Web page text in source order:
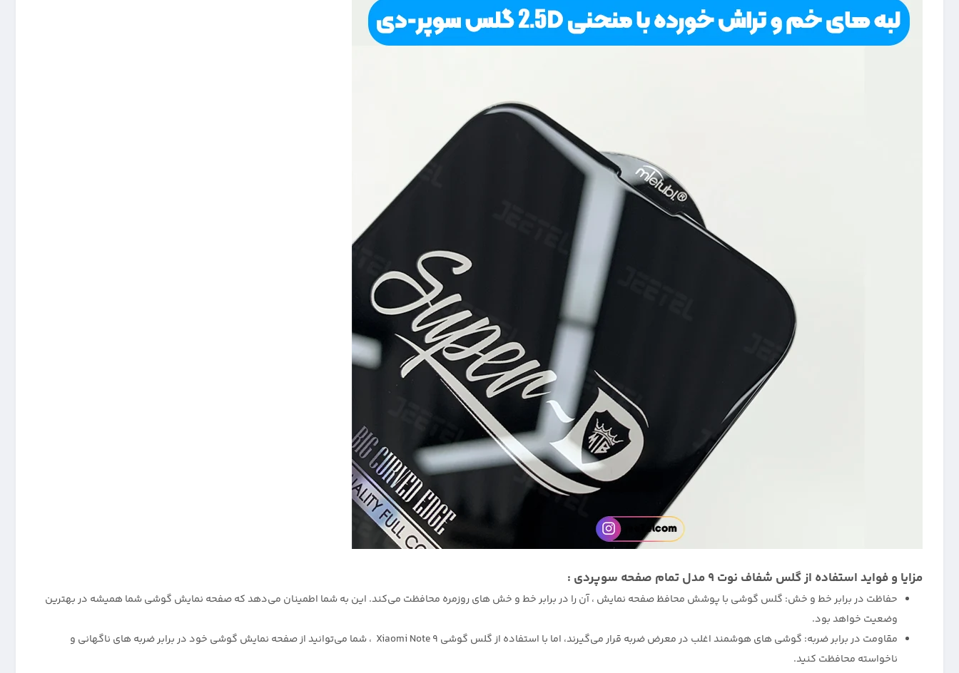
مزایا و فواید استفاده از گلس شفاف نوت 9 مدل تمام صفحه سوپردی :
حفاظت در برابر خط و خش: گلس گوشی با پوشش محافظ صفحه نمایش ، آن را در برابر خط و خش های روزمره محافظت می‌کند. این به شما اطمینان می‌دهد که صفحه نمایش گوشی شما همیشه در بهترین
وضعیت خواهد بود.
مقاومت در برابر ضربه: گوشی های هوشمند اغلب در معرض ضربه قرار می‌گیرند، اما با استفاده از گلس گوشی Xiaomi Note 9 ، شما می‌توانید از صفحه نمایش گوشی خود در برابر ضربه های ناگهانی و
ناخواسته محافظت کنید.